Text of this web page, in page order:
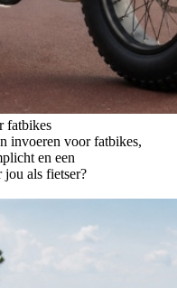
fatbikes
invoeren voor fatbikes,
en een
als fietser?